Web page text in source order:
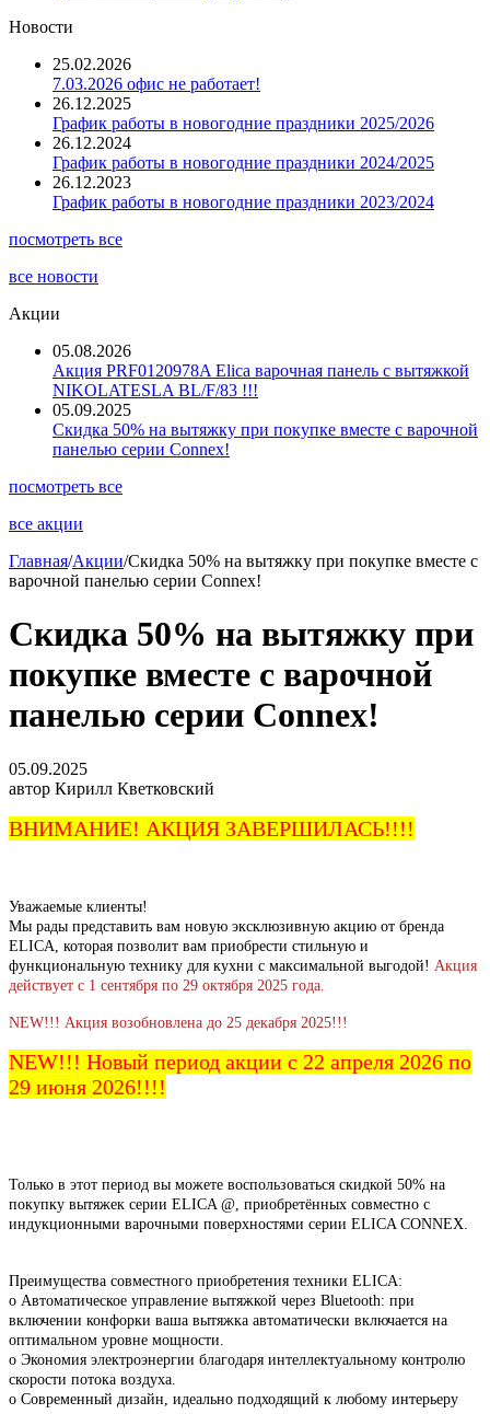
Новости
25.02.2026
7.03.2026 офис не работает!
26.12.2025
График работы в новогодние праздники 2025/2026
26.12.2024
График работы в новогодние праздники 2024/2025
26.12.2023
График работы в новогодние праздники 2023/2024
посмотреть все
все новости
Акции
05.08.2026
Акция PRF0120978A Elica варочная панель с вытяжкой
NIKOLATESLA BL/F/83 !!!
05.09.2025
Скидка 50% на вытяжку при покупке вместе с варочной
панелью серии Connex!
посмотреть все
все акции
Главная/Акции/Скидка 50% на вытяжку при покупке вместе с
варочной панелью серии Connex!
Скидка 50% на вытяжку при
покупке вместе с варочной
панелью серии Connex!
05.09.2025
автор Кирилл Кветковский
ВНИМАНИЕ! АКЦИЯ ЗАВЕРШИЛАСЬ!!!!
Уважаемые клиенты!
Мы рады представить вам новую эксклюзивную акцию от бренда
ELICA, которая позволит вам приобрести стильную и
функциональную технику для кухни с максимальной выгодой! Акция
действует с 1 сентября по 29 октября 2025 года.
NEW!!! Акция возобновлена до 25 декабря 2025!!!
NEW!!! Новый период акции с 22 апреля 2026 по
29 июня 2026!!!!
Только в этот период вы можете воспользоваться скидкой 50% на
покупку вытяжек серии ELICA @, приобретённых совместно с
индукционными варочными поверхностями серии ELICA CONNEX.
Преимущества совместного приобретения техники ELICA:
o Автоматическое управление вытяжкой через Bluetooth: при
включении конфорки ваша вытяжка автоматически включается на
оптимальном уровне мощности.
o Экономия электроэнергии благодаря интеллектуальному контролю
скорости потока воздуха.
o Современный дизайн, идеально подходящий к любому интерьеру